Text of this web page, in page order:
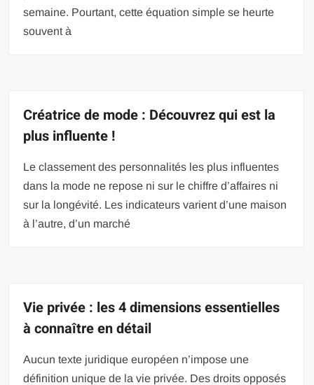
semaine. Pourtant, cette équation simple se heurte
souvent à
Créatrice de mode : Découvrez qui est la
plus influente !
Le classement des personnalités les plus influentes
dans la mode ne repose ni sur le chiffre d’affaires ni
sur la longévité. Les indicateurs varient d’une maison
à l’autre, d’un marché
Vie privée : les 4 dimensions essentielles
à connaître en détail
Aucun texte juridique européen n’impose une
définition unique de la vie privée. Des droits opposés